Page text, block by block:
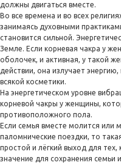
должны двигаться вместе.
Во все времена и во всех
занимаясь духовными
становится сильной.
Земле. Если корневая чакра у
оболочек, и активная, у такой
действии, она излучает
всякой косметики.
На энергетическом уровне
корневой чакры у женщины,
противоположного пола.
Если семья вместе молится или
паломнические поездки, то
простой и лёгкий выход для
значение для сохранения семьи